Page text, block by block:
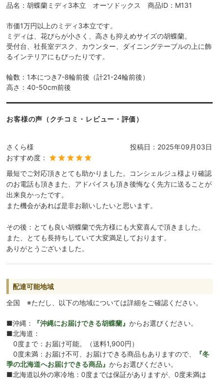
品名：胡蝶蘭ミディ3本立 オーソドックス 商品ID：M131
市価1万円以上のミディ3本立です。
ミディは、花びらが小さく、高さも抑えめサイズの胡蝶蘭。
受付台、社長室デスク、カウンター、ダイニングテーブルの上に飾
るインテリアにもぴったりです。
輪数：1本につき7-8輪前後（計21-24輪前後）
高さ：40-50cm前後
お客様の声（クチコミ・レビュー・評価）
さくら様 投稿日： 2025年09月03日
おすすめ度：
最短でご対応頂きとても助かりました。コンシェルジュ様より確認
のお電話も頂きまた、アドバイスも頂き後悔なく先方に送ることが
出来良かったです。
また機会があれば是非お願いしたいと思います。
その後：とても良い胡蝶蘭で先方様にも大変喜んで頂きました。
また、とても長持ちしていて大変満足しております。
ありがとうございました。
配達可能地域
全国 ※ただし、以下の地域については詳細をご確認ください。
■沖縄： 『沖縄にお届けできる胡蝶蘭』からお選びください。
■北海道：
0度まで：お届け可能。（送料1,900円）
0度未満：お届け不可、お届けできる商品もありますので、
『冬
季の北海道へお届けできる商品』からお選びください。
■北海道以外の寒冷地：0度までは保証がありますが、0度未満は